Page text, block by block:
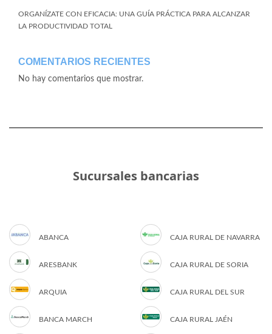
ORGANÍZATE CON EFICACIA: UNA GUÍA PRÁCTICA PARA ALCANZAR
LA PRODUCTIVIDAD TOTAL
COMENTARIOS RECIENTES
No hay comentarios que mostrar.
Sucursales bancarias
ABANCA
ARESBANK
ARQUIA
BANCA MARCH
CAJA RURAL DE NAVARRA
CAJA RURAL DE SORIA
CAJA RURAL DEL SUR
CAJA RURAL JAÉN